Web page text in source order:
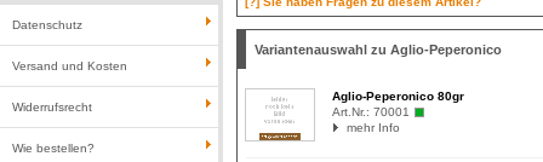
Datenschutz
Versand und Kosten
Widerrufsrecht
Wie bestellen?
Variantenauswahl zu Aglio-Peperonico
Aglio-Peperonico 80gr
Art.Nr.: 70001
mehr Info